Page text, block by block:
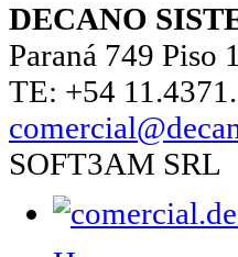
DECANO
Paraná 749 Piso
TE: +54
SOFT3AM SRL